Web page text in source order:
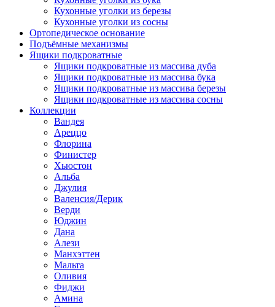
Кухонные уголки из березы
Кухонные уголки из сосны
Ортопедическое основание
Подъёмные механизмы
Ящики подкроватные
Ящики подкроватные из массива дуба
Ящики подкроватные из массива бука
Ящики подкроватные из массива березы
Ящики подкроватные из массива сосны
Коллекции
Вандея
Ареццо
Флорина
Финистер
Хьюстон
Альба
Джулия
Валенсия/Дерик
Верди
Юджин
Дана
Алези
Манхэттен
Мальта
Оливия
Фиджи
Амина